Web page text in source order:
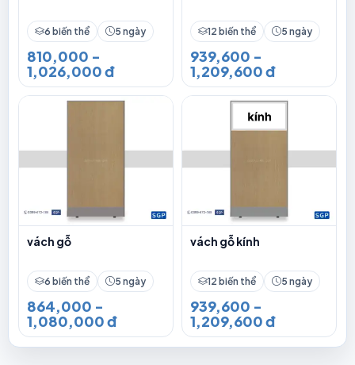
6 biến thể 5 ngày
810,000 -
1,026,000 đ
12 biến thể 5 ngày
939,600 -
1,209,600 đ
vách gỗ
6 biến thể 5 ngày
864,000 -
1,080,000 đ
vách gỗ kính
12 biến thể 5 ngày
939,600 -
1,209,600 đ